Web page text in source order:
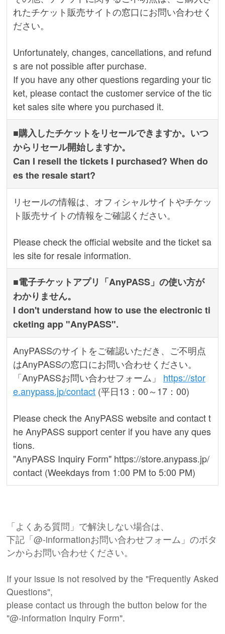
れたチケット販売サイトの窓口にお問い合わせく
ださい。
Unfortunately, changes, cancellations, and refund
s are not possible after purchase.
If you have any other questions regarding your tic
ket, please contact the customer service of the tic
ket sales site where you purchased it.
■購入したチケットをリセールできますか。いつ
からリセール開始しますか。
Can I resell the tickets I purchased? When do
es the resale start?
リセールの情報は、オフィシャルサイトやチケッ
ト販売サイトの情報をご確認ください。
Please check the official website and the ticket sa
les site for resale information.
■電子チケットアプリ「AnyPASS」の使い方が
わかりません。
I don't understand how to use the electronic ti
cketing app "AnyPASS".
AnyPASSのサイトをご確認いただき、ご不明点
はAnyPASSの窓口にお問い合わせください。
「AnyPASSお問い合わせフォーム」 https://stor
e.anypass.jp/contact (平日13：00～17：00)
Please check the AnyPASS website and contact t
he AnyPASS support center if you have any ques
tions.
"AnyPASS Inquiry Form" https://store.anypass.jp/
contact (Weekdays from 1:00 PM to 5:00 PM)
「よくある質問」で解決しない場合は、
下記「@-informationお問い合わせフォーム」のボタ
ンからお問い合わせください。
If your issue is not resolved by the "Frequently Asked
Questions",
please contact us through the button below for the
"@-information Inquiry Form".